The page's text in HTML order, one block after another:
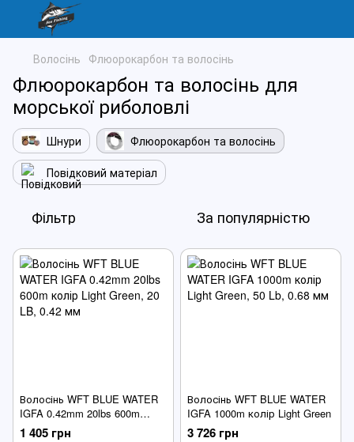
Волосінь Флюорокарбон та волосінь
Флюорокарбон та волосінь для
морської риболовлі
Шнури
Флюорокарбон та волосінь
Повідковий матеріал
Фільтр За популярністю
Волосінь WFT BLUE WATER
IGFA 0.42mm 20lbs 600m
колір Light Green
1 405 грн
Волосінь WFT BLUE WATER
IGFA 1000m колір Light Green
3 726 грн